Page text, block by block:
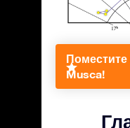
Musca!